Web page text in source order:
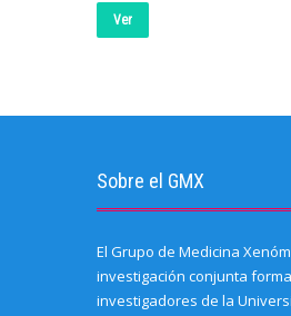
Ver
Sobre el GMX
El Grupo de Medicina
investigación conjunta
investigadores de la